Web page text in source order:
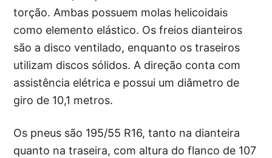
torção. Ambas possuem molas helicoidais
como elemento elástico. Os freios dianteiros
são a disco ventilado, enquanto os traseiros
utilizam discos sólidos. A direção conta com
assistência elétrica e possui um diâmetro de
giro de 10,1 metros.
Os pneus são 195/55 R16, tanto na dianteira
quanto na traseira, com altura do flanco de 107